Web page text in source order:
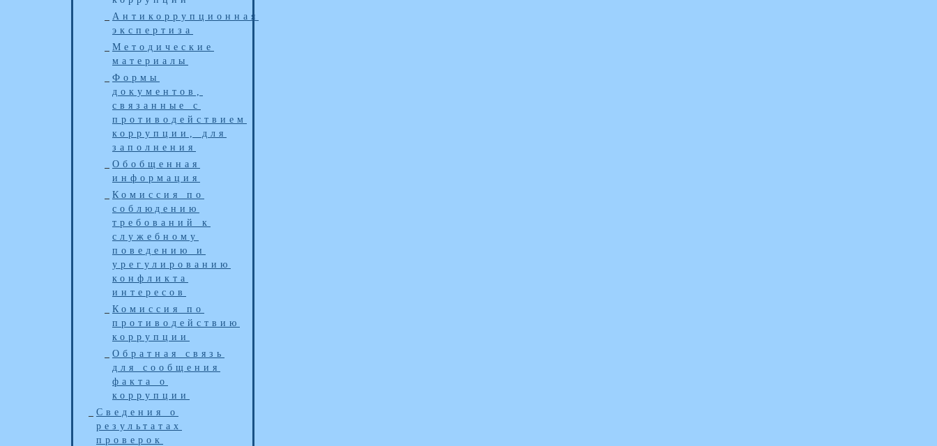
Антикоррупционная
экспертиза
Методические
материалы
Формы
документов,
связанные с
противодействием
коррупции, для
заполнения
Обобщенная
информация
Комиссия по
соблюдению
требований к
служебному
поведению и
урегулированию
конфликта
интересов
Комиссия по
противодействию
коррупции
Обратная связь
для сообщения
факта о
коррупции
Сведения о
результатах
проверок